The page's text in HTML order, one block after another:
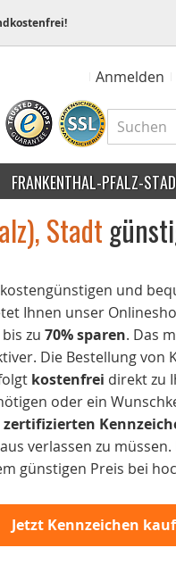
Anmelden
FRANKENTHAL-PFALZ-
Stadt
und
Ihnen unser
zu 70% sparen. Das
Die Bestellung von
kostenfrei direkt zu
oder ein
zertifizierten
verlassen zu
günstigen Preis bei
Jetzt Kennzeichen